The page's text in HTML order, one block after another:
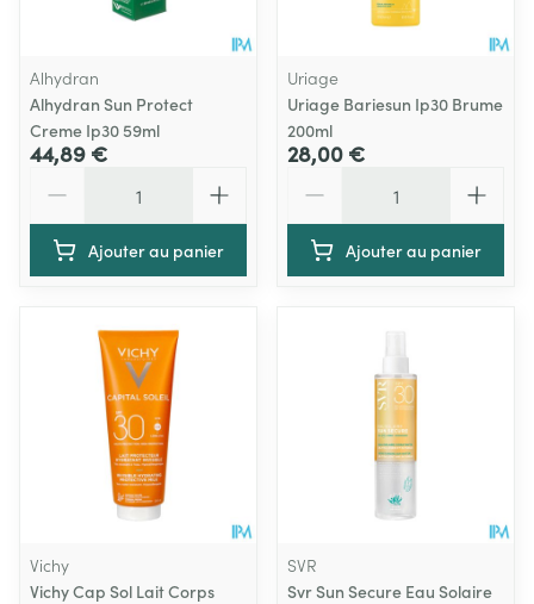
Alhydran
Alhydran Sun Protect
Creme Ip30 59ml
44,89 €
Ajouter au panier
Uriage
Uriage Bariesun Ip30 Brume
200ml
28,00 €
Ajouter au panier
Vichy
Vichy Cap Sol Lait Corps
SVR
Svr Sun Secure Eau Solaire